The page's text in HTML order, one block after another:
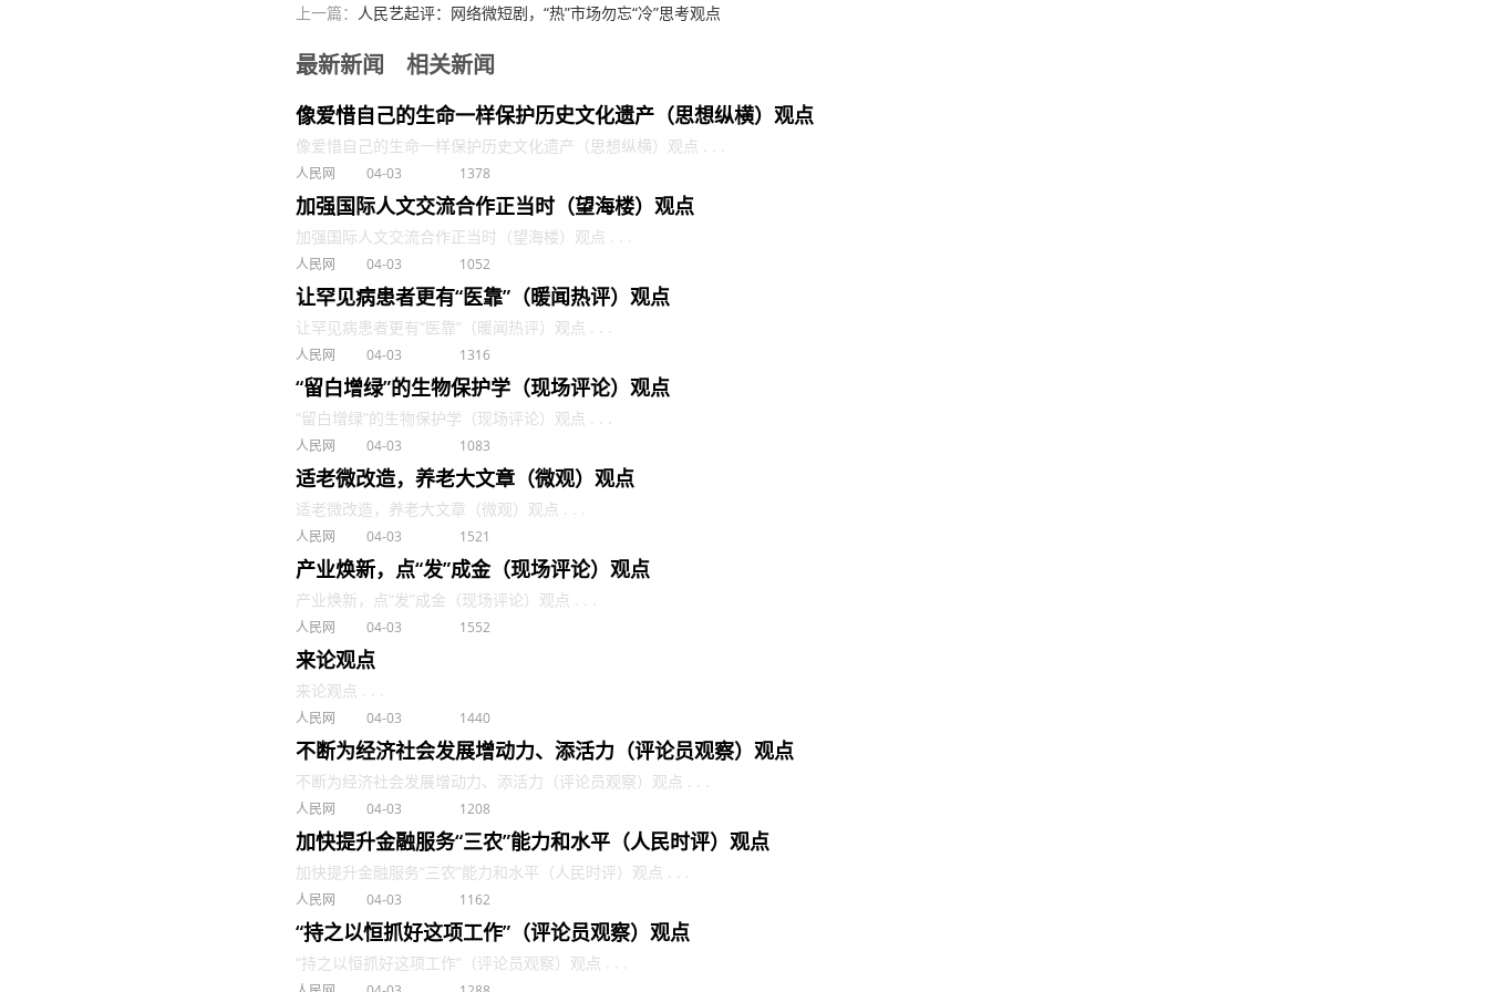
上一篇： 人民艺起评：网络微短剧，“热”市场勿忘“冷”思考观点
最新新闻 相关新闻
像爱惜自己的生命一样保护历史文化遗产（思想纵横）观点
像爱惜自己的生命一样保护历史文化遗产（思想纵横）观点 . . .
人民网 04-03 1378
加强国际人文交流合作正当时（望海楼）观点
加强国际人文交流合作正当时（望海楼）观点 . . .
人民网 04-03 1052
让罕见病患者更有“医靠”（暖闻热评）观点
让罕见病患者更有“医靠”（暖闻热评）观点 . . .
人民网 04-03 1316
“留白增绿”的生物保护学（现场评论）观点
“留白增绿”的生物保护学（现场评论）观点 . . .
人民网 04-03 1083
适老微改造，养老大文章（微观）观点
适老微改造，养老大文章（微观）观点 . . .
人民网 04-03 1521
产业焕新，点“发”成金（现场评论）观点
产业焕新，点“发”成金（现场评论）观点 . . .
人民网 04-03 1552
来论观点
来论观点 . . .
人民网 04-03 1440
不断为经济社会发展增动力、添活力（评论员观察）观点
不断为经济社会发展增动力、添活力（评论员观察）观点 . . .
人民网 04-03 1208
加快提升金融服务“三农”能力和水平（人民时评）观点
加快提升金融服务“三农”能力和水平（人民时评）观点 . . .
人民网 04-03 1162
“持之以恒抓好这项工作”（评论员观察）观点
“持之以恒抓好这项工作”（评论员观察）观点 . . .